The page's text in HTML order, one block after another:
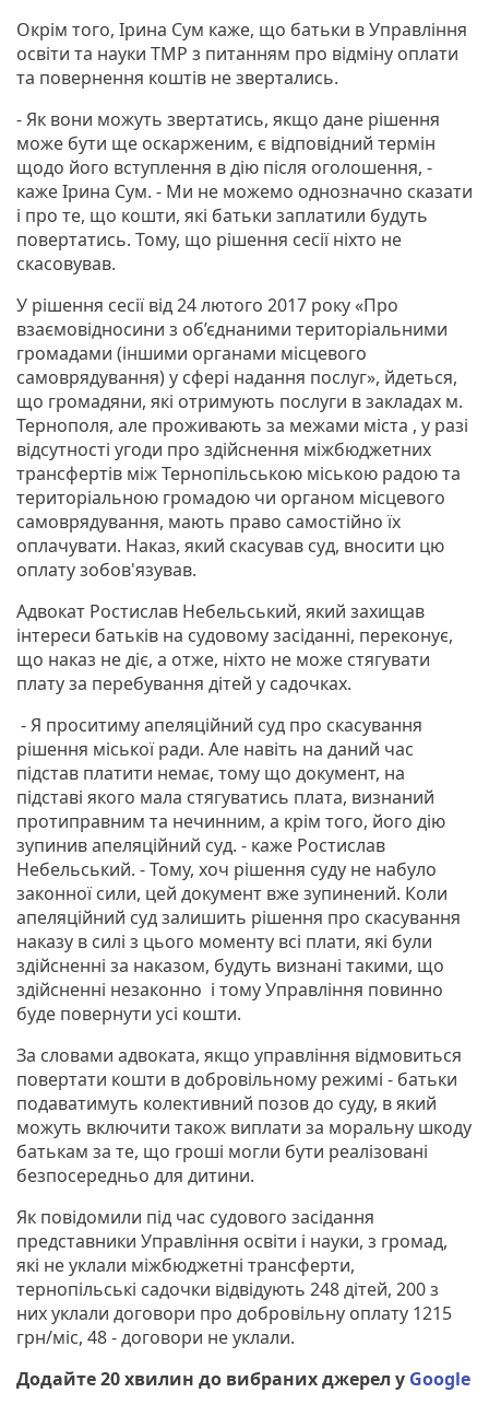
Окрім того, Ірина Сум каже, що батьки в Управління
освіти та науки ТМР з питанням про відміну оплати
та повернення коштів не звертались.
- Як вони можуть звертатись, якщо дане рішення
може бути ще оскарженим, є відповідний термін
щодо його вступлення в дію після оголошення, -
каже Ірина Сум. - Ми не можемо однозначно сказати
і про те, що кошти, які батьки заплатили будуть
повертатись. Тому, що рішення сесії ніхто не
скасовував.
У рішення сесії від 24 лютого 2017 року «Про
взаємовідносини з об’єднаними територіальними
громадами (іншими органами місцевого
самоврядування) у сфері надання послуг», йдеться,
що громадяни, які отримують послуги в закладах м.
Тернополя, але проживають за межами міста , у разі
відсутності угоди про здійснення міжбюджетних
трансфертів між Тернопільською міською радою та
територіальною громадою чи органом місцевого
самоврядування, мають право самостійно їх
оплачувати. Наказ, який скасував суд, вносити цю
оплату зобов'язував.
Адвокат Ростислав Небельський, який захищав
інтереси батьків на судовому засіданні, переконує,
що наказ не діє, а отже, ніхто не може стягувати
плату за перебування дітей у садочках.
- Я проситиму апеляційний суд про скасування
рішення міської ради. Але навіть на даний час
підстав платити немає, тому що документ, на
підставі якого мала стягуватись плата, визнаний
протиправним та нечинним, а крім того, його дію
зупинив апеляційний суд. - каже Ростислав
Небельський. - Тому, хоч рішення суду не набуло
законної сили, цей документ вже зупинений. Коли
апеляційний суд залишить рішення про скасування
наказу в силі з цього моменту всі плати, які були
здійсненні за наказом, будуть визнані такими, що
здійсненні незаконно і тому Управління повинно
буде повернути усі кошти.
За словами адвоката, якщо управління відмовиться
повертати кошти в добровільному режимі - батьки
подаватимуть колективний позов до суду, в який
можуть включити також виплати за моральну шкоду
батькам за те, що гроші могли бути реалізовані
безпосередньо для дитини.
Як повідомили під час судового засідання
представники Управління освіти і науки, з громад,
які не уклали міжбюджетні трансферти,
тернопільські садочки відвідують 248 дітей, 200 з
них уклали договори про добровільну оплату 1215
грн/міс, 48 - договори не уклали.
Додайте 20 хвилин до вибраних джерел у Google